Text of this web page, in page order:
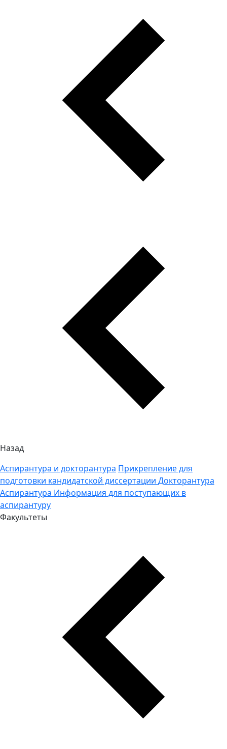
Назад
Аспирантура и докторантура Прикрепление для
подготовки кандидатской диссертации Докторантура
Аспирантура Информация для поступающих в
аспирантуру
Факультеты